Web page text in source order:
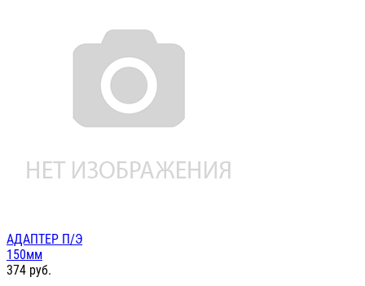
АДАПТЕР П/Э
150мм
374 руб.